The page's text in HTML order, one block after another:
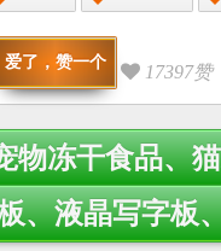
爱了，赞一个 17397赞
物冻干食品、
、液晶写字板